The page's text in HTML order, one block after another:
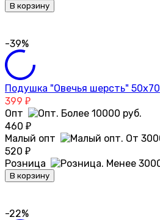
В корзину
-39%
Подушка "Овечья шерсть" 50х70
399 ₽
Опт
460 ₽
Малый опт
520 ₽
Розница
В корзину
-22%